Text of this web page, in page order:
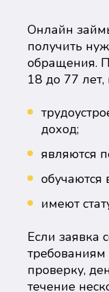
Онлайн
получить
обращения.
18 до 77 лет,
доход;
являются
обучаются
имеют
Если заявка
проверку,
течение